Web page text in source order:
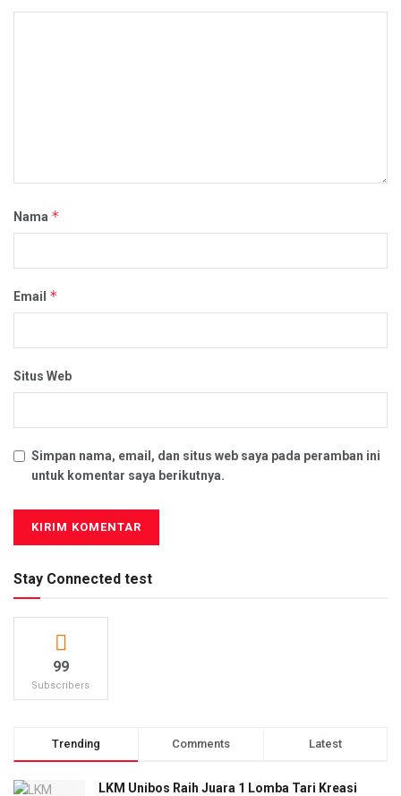
Nama *
Email *
Situs Web
Simpan nama, email, dan situs web saya pada peramban ini
untuk komentar saya berikutnya.
Stay Connected test
99
Subscribers
Trending Comments Latest
LKM Unibos Raih Juara 1 Lomba Tari Kreasi